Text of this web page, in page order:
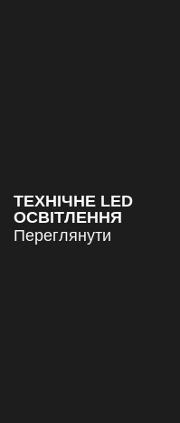
ТЕХНІЧНЕ LED
ОСВІТЛЕННЯ
Переглянути